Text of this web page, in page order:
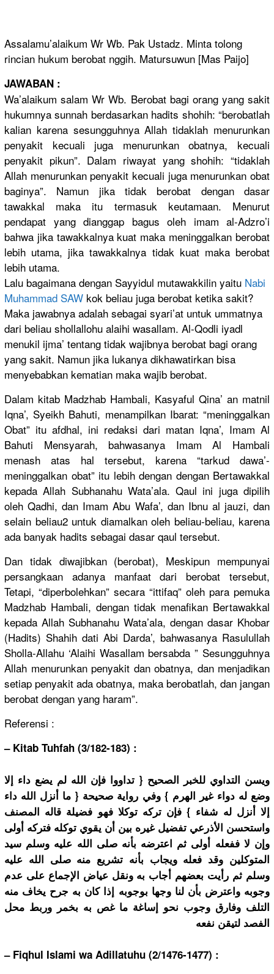
Assalamu’alaikum Wr Wb. Pak Ustadz. Minta tolong
rincian hukum berobat nggih. Matursuwun [Mas Paijo]
JAWABAN :
Wa’alaikum salam Wr Wb. Berobat bagi orang yang sakit
hukumnyasunnah berdasarkan hadits shohih: “berobatlah
kalian karena sesungguhnya Allah tidaklah menurunkan
penyakit kecuali juga menurunkan obatnya, kecuali
penyakit pikun”. Dalam riwayat yang shohih: “tidaklah
Allah menurunkan penyakit kecuali juga menurunkan obat
baginya”. Namun jika tidak berobat dengan dasar
tawakkal maka itu termasuk keutamaan. Menurut
pendapat yang dianggap bagus oleh imam al-Adzro’i
bahwa jika tawakkalnya kuat maka meninggalkan berobat
lebih utama, jika tawakkalnya tidak kuat maka berobat
lebih utama.
Lalu bagaimana dengan Sayyidul mutawakkilin yaitu Nabi
Muhammad SAW kok beliau juga berobat ketika sakit?
Maka jawabnya adalah sebagai syari’at untuk ummatnya
dari beliau shollallohu alaihi wasallam. Al-Qodli iyadl
menukil ijma’ tentang tidak wajibnya berobat bagi orang
yang sakit. Namun jika lukanya dikhawatirkan bisa
menyebabkan kematian maka wajib berobat.
Dalam kitab Madzhab Hambali, Kasyaful Qina’ an matnil
Iqna’, Syeikh Bahuti, menampilkan Ibarat: “meninggalkan
Obat” itu afdhal, ini redaksi dari matan Iqna’, Imam Al
Bahuti Mensyarah, bahwasanya Imam Al Hambali
menash atas hal tersebut, karena “tarkud dawa’-
meninggalkan obat” itu lebih dengan dengan Bertawakkal
kepada Allah Subhanahu Wata’ala. Qaul ini juga dipilih
oleh Qadhi, dan Imam Abu Wafa’, dan Ibnu al jauzi, dan
selain beliau2 untuk diamalkan oleh beliau-beliau, karena
ada banyak hadits sebagai dasar qaul tersebut.
Dan tidak diwajibkan (berobat), Meskipun mempunyai
persangkaan adanya manfaat dari berobat tersebut,
Tetapi, “diperbolehkan” secara “ittifaq” oleh para pemuka
Madzhab Hambali, dengan tidak menafikan Bertawakkal
kepada Allah Subhanahu Wata’ala, dengan dasar Khobar
(Hadits) Shahih dati Abi Darda’, bahwasanya Rasulullah
Sholla-Allahu ‘Alaihi Wasallam bersabda ” Sesungguhnya
Allah menurunkan penyakit dan obatnya, dan menjadikan
setiap penyakit ada obatnya, maka berobatlah, dan jangan
berobat dengan yang haram”.
Referensi :
– Kitab Tuhfah (3/182-183) :
ويسن التداوي للخبر الصحيح { تداووا فإن الله لم يضع داء إلا
وضع له دواء غير الهرم } وفي رواية صحيحة { ما أنزل الله داء
إلا أنزل له شفاء } فإن تركه توكلا فهو فضيلة قاله المصنف
واستحسن الأذرعي تفضيل غيره بين أن يقوي توكله فتركه أولى
وإن لا ففعله أولى ثم اعترضه بأنه صلى الله عليه وسلم سيد
المتوكلين وقد فعله ويجاب بأنه تشريع منه صلى الله عليه
وسلم ثم رأيت بعضهم أجاب به ونقل عياض الإجماع على عدم
وجوبه واعترض بأن لنا وجها بوجوبه إذا كان به جرح يخاف منه
التلف وفارق وجوب نحو إساغة ما غص به بخمر وربط محل
الفصد لتيقن نفعه
– Fiqhul Islami wa Adillatuhu (2/1476-1477) :